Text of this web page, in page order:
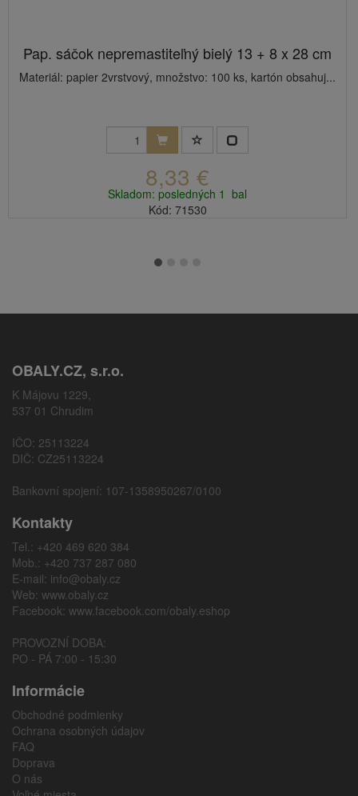
Pap. sáčok nepremastiteľný bielý 13 + 8 x 28 cm
Materiál: papier 2vrstvový, množstvo: 100 ks, kartón obsahuj...
8,33 €
Skladom: posledných 1 bal
Kód: 71530
OBALY.CZ, s.r.o.
K Májovu 1229,
537 01 Chrudim
IČO: 25113224
DIČ: CZ25113224
Bankovní spojení: 107-1358950267/0100
Kontakty
Tel.: +420 469 620 384
Mob.: +420 737 287 080
E-mail: info@obaly.cz
Web: www.obaly.cz
Facebook: www.facebook.com/obaly.eshop
PROVOZNÍ DOBA:
PO - PÁ 7:00 - 15:30
Informácie
Obchodné podmienky
Ochrana osobných údajov
FAQ
Doprava
O nás